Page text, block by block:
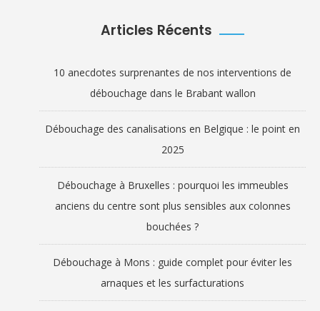
Articles Récents
10 anecdotes surprenantes de nos interventions de
débouchage dans le Brabant wallon
Débouchage des canalisations en Belgique : le point en
2025
Débouchage à Bruxelles : pourquoi les immeubles
anciens du centre sont plus sensibles aux colonnes
bouchées ?
Débouchage à Mons : guide complet pour éviter les
arnaques et les surfacturations